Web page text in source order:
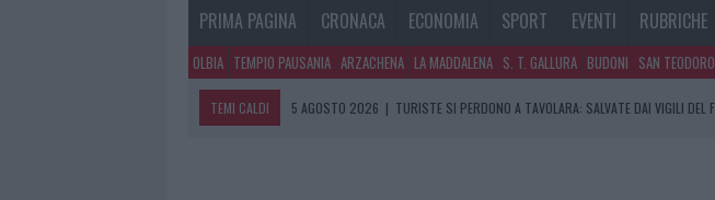
PRIMA PAGINA CRONACA ECONOMIA SPORT EVENTI RUBRICHE
OLBIA TEMPIO PAUSANIA ARZACHENA LA MADDALENA S. T. GALLURA BUDONI SAN TEODORO
TEMI CALDI 5 AGOSTO 2026 | METEO OLBIA 6 AGOSTO, MIGLIORA IL TEMPO IN GALLURA